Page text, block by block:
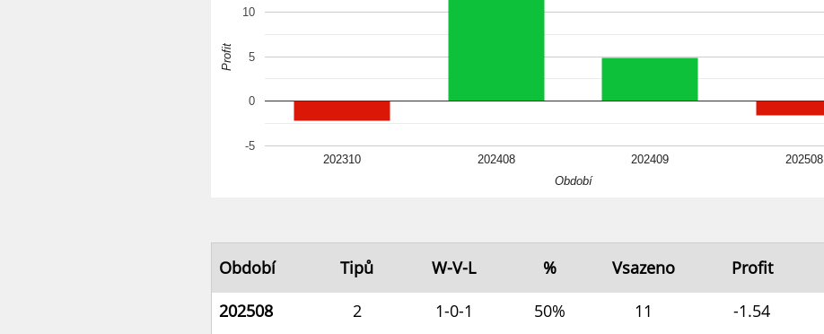
202310 202408 202409 202508
-5
0
5
10
Období
Profit
Období Tipů W-V-L % Vsazeno Profit
202508
2 1-0-1 50% 11 -1.54